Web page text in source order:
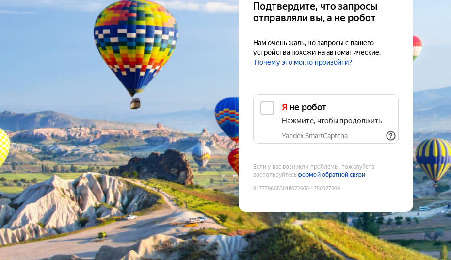
Подтвердите, что запросы
отправляли вы, а не робот
Нам очень жаль, но запросы с вашего
устройства похожи на автоматические.
Почему это могло произойти?
Я не робот
Нажмите, чтобы продолжить
Yandex SmartCaptcha
Если у вас возникли проблемы, пожалуйста,
воспользуйтесьформой обратной связи
9177796683018072660:1786027269